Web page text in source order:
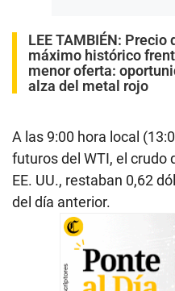
LEE TAMBIÉN: Precio
máximo histórico
menor oferta:
alza del metal rojo
A las 9:00 hora local
futuros del WTI, el crudo
EE. UU., restaban 0,62
del día anterior.